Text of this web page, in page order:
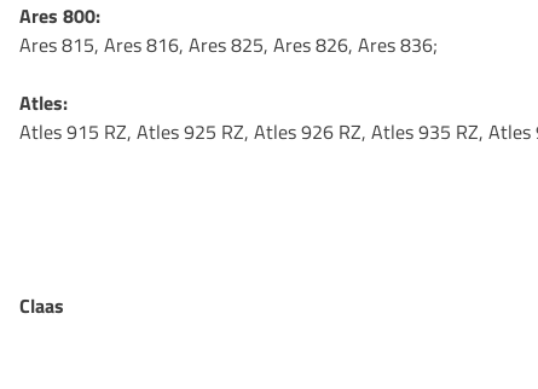
Ares 800:
Ares 815, Ares 816, Ares 825, Ares 826, Ares 836;
Atles:
Atles 915 RZ, Atles 925 RZ, Atles 926 RZ, Atles 935 RZ,
Claas